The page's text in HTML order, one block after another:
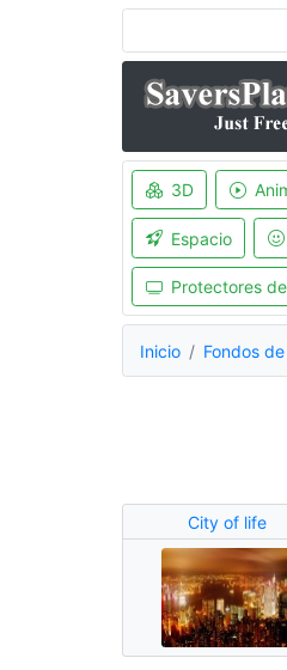
3D
Espacio
Protectores
Inicio Fondos
City of life